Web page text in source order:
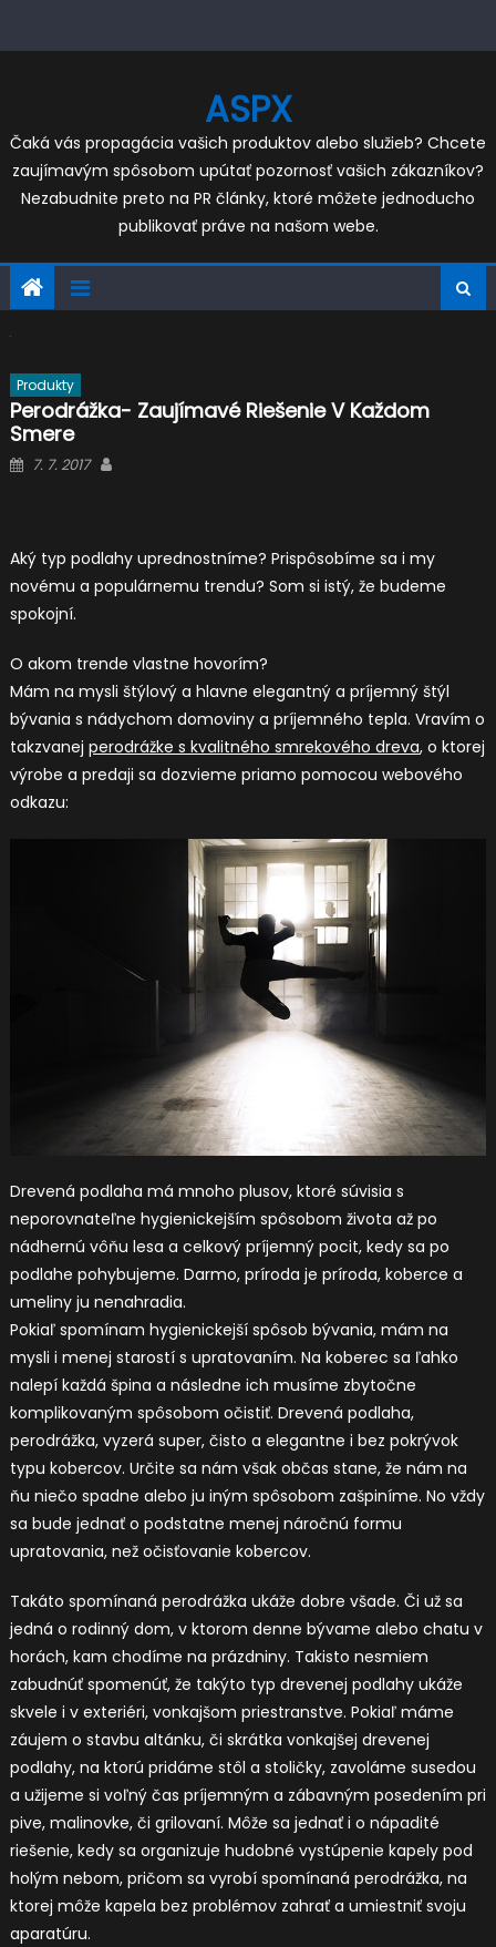
ASPX
Čaká vás propagácia vašich produktov alebo služieb? Chcete
zaujímavým spôsobom upútať pozornosť vašich zákazníkov?
Nezabudnite preto na PR články, ktoré môžete jednoducho
publikovať práve na našom webe.
Produkty
Perodrážka- Zaujímavé Riešenie V Každom
Smere
Posted
7. 7. 2017
Aký typ podlahy uprednostníme? Prispôsobíme sa i my
novému a populárnemu trendu? Som si istý, že budeme
spokojní.
O akom trende vlastne hovorím?
Mám na mysli štýlový a hlavne elegantný a príjemný štýl
bývania s nádychom domoviny a príjemného tepla. Vravím o
takzvanej perodrážke s kvalitného smrekového dreva, o ktorej
výrobe a predaji sa dozvieme priamo pomocou webového
odkazu:
Drevená podlaha má mnoho plusov, ktoré súvisia s
neporovnateľne hygienickejším spôsobom života až po
nádhernú vôňu lesa a celkový príjemný pocit, kedy sa po
podlahe pohybujeme. Darmo, príroda je príroda, koberce a
umeliny ju nenahradia.
Pokiaľ spomínam hygienickejší spôsob bývania, mám na
mysli i menej starostí s upratovaním. Na koberec sa ľahko
nalepí každá špina a následne ich musíme zbytočne
komplikovaným spôsobom očistiť. Drevená podlaha,
perodrážka, vyzerá super, čisto a elegantne i bez pokrývok
typu kobercov. Určite sa nám však občas stane, že nám na
ňu niečo spadne alebo ju iným spôsobom zašpiníme. No vždy
sa bude jednať o podstatne menej náročnú formu
upratovania, než očisťovanie kobercov.
Takáto spomínaná perodrážka ukáže dobre všade. Či už sa
jedná o rodinný dom, v ktorom denne bývame alebo chatu v
horách, kam chodíme na prázdniny. Takisto nesmiem
zabudnúť spomenúť, že takýto typ drevenej podlahy ukáže
skvele i v exteriéri, vonkajšom priestranstve. Pokiaľ máme
záujem o stavbu altánku, či skrátka vonkajšej drevenej
podlahy, na ktorú pridáme stôl a stoličky, zavoláme susedou
a užijeme si voľný čas príjemným a zábavným posedením pri
pive, malinovke, či grilovaní. Môže sa jednať i o nápadité
riešenie, kedy sa organizuje hudobné vystúpenie kapely pod
holým nebom, pričom sa vyrobí spomínaná perodrážka, na
ktorej môže kapela bez problémov zahrať a umiestniť svoju
aparatúru.